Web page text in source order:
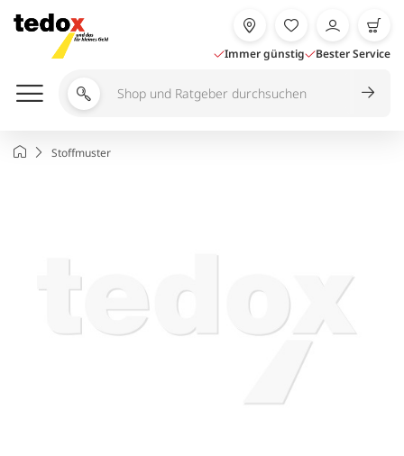
Inhalt
springen
Immer günstig Bester Service
Shop
Ratgeber
StartseiteStoffmuster